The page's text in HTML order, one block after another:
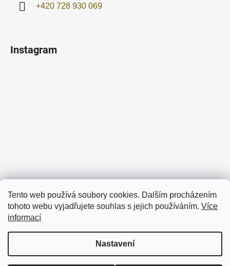
Tento web používá soubory cookies. Dalším procházením
tohoto webu vyjadřujete souhlas s jejich používáním. Více
informací
Nastavení
+420 728 930 069
Instagram
Facebook